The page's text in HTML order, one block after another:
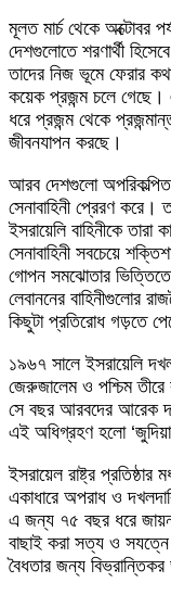
মূলত মার্চ থেকে অক্টোবর
দেশগুলোতে শরণার্থী
তাদের নিজ ভূমে ফেরার
কয়েক প্রজন্ম চলে গেছে।
ধরে প্রজন্ম থেকে
জীবনযাপন করছে।
আরব দেশগুলো অপরিকল্পিত
সেনাবাহিনী প্রেরণ
ইসরায়েলি বাহিনীকে তারা
সেনাবাহিনী সবচেয়ে
গোপন সমঝোতার ভিত্তিতে
লেবাননের বাহিনীগুলোর
কিছুটা প্রতিরোধ গড়তে
১৯৬৭ সালে ইসরায়েলি
জেরুজালেম ও পশ্চিম
সে বছর আরবদের আরেক
এই অধিগ্রহণ হলো
ইসরায়েল রাষ্ট্র প্রতিষ্ঠার
একাধারে অপরাধ ও
এ জন্য ৭৫ বছর ধরে
বাছাই করা সত্য ও সযত্নে
বৈধতার জন্য